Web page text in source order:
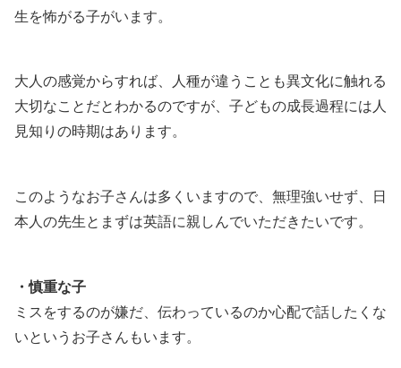
生を怖がる子がいます。
大人の感覚からすれば、人種が違うことも異文化に触れる
大切なことだとわかるのですが、子どもの成長過程には人
見知りの時期はあります。
このようなお子さんは多くいますので、無理強いせず、日
本人の先生とまずは英語に親しんでいただきたいです。
・慎重な子
ミスをするのが嫌だ、伝わっているのか心配で話したくな
いというお子さんもいます。